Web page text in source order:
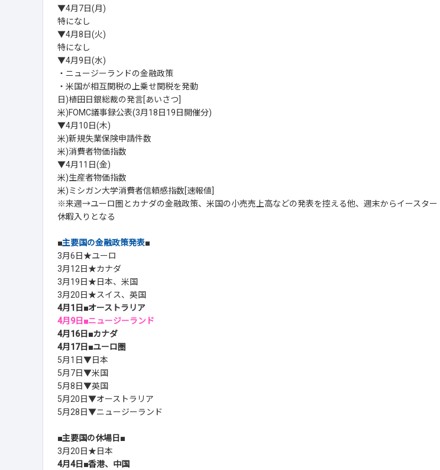
▼4月7日(月)
特になし
▼4月8日(火)
特になし
▼4月9日(水)
・ニュージーランドの金融政策
・米国が相互関税の上乗せ関税を発動
日)植田日銀総裁の発言[あいさつ]
米)FOMC議事録公表(3月18日19日開催分)
▼4月10日(木)
米)新規失業保険申請件数
米)消費者物価指数
▼4月11日(金)
米)生産者物価指数
米)ミシガン大学消費者信頼感指数[速報値]
※来週→ユーロ圏とカナダの金融政策、米国の小売売上高などの発表を控える他、週末からイースター
休暇入りとなる
■主要国の金融政策発表■
3月6日★ユーロ
3月12日★カナダ
3月19日★日本、米国
3月20日★スイス、英国
4月1日■オーストラリア
4月9日■ニュージーランド
4月16日■カナダ
4月17日■ユーロ圏
5月1日▼日本
5月7日▼米国
5月8日▼英国
5月20日▼オーストラリア
5月28日▼ニュージーランド
■主要国の休場日■
3月20日★日本
4月4日■香港、中国